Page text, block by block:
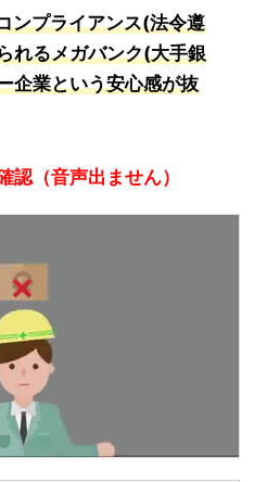
ンプライアンス(法令遵
れるメガバンク(大手銀
企業という安心感が抜
（音声出ません）